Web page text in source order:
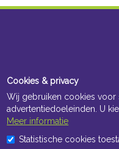
Openingstijden
Cookies & privacy
Wij gebruiken cookies voor
advertentiedoeleinden. U
Meer informatie
Statistische cookies